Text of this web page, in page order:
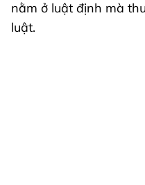
nằm ở luật định mà
luật.